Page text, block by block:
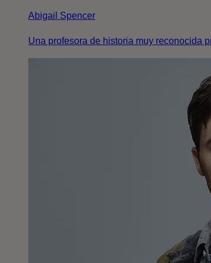
Abigail Spencer
Una profesora de historia muy reconocida